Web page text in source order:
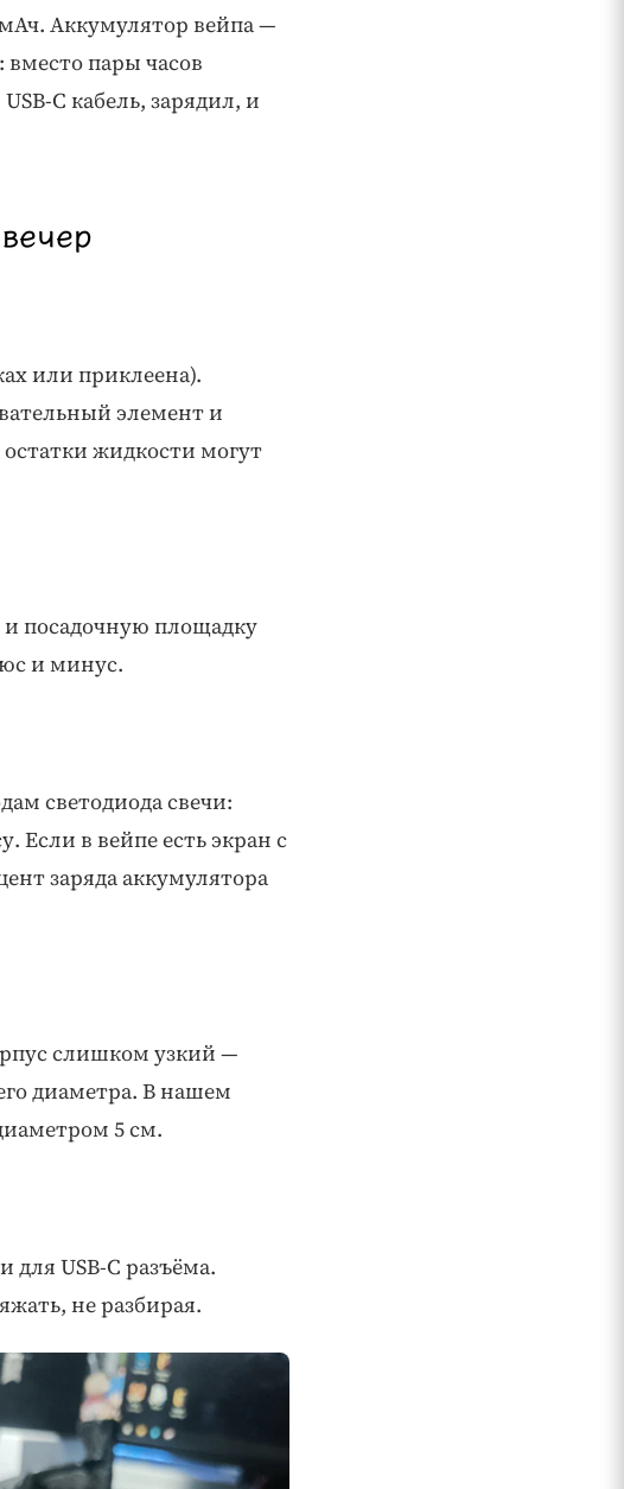
Аккумулятор вейпа —
вместо пары часов
C кабель, зарядил, и
или приклеена).
элемент и
жидкости могут
и посадочную площадку
и минус.
светодиода свечи:
в вейпе есть экран с
заряда аккумулятора
слишком узкий —
диаметра. В нашем
5 см.
для USB-C разъёма.
не разбирая.